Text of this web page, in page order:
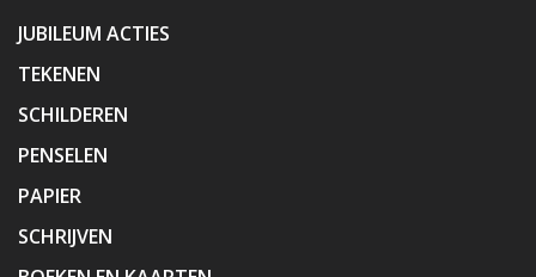
JUBILEUM ACTIES
TEKENEN
SCHILDEREN
PENSELEN
PAPIER
SCHRIJVEN